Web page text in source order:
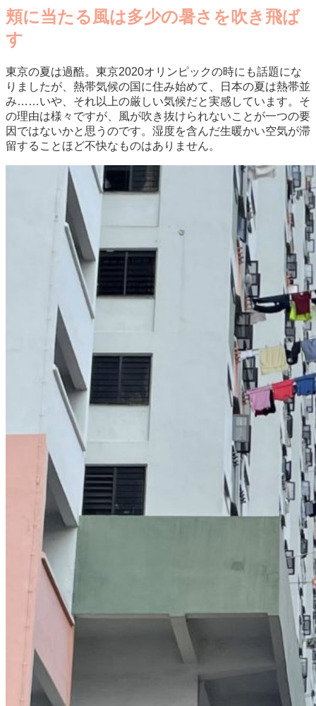
頬に当たる風は多少の暑さを吹き飛ば
す
東京の夏は過酷。東京2020オリンピックの時にも話題にな
りましたが、熱帯気候の国に住み始めて、日本の夏は熱帯並
み……いや、それ以上の厳しい気候だと実感しています。そ
の理由は様々ですが、風が吹き抜けられないことが一つの要
因ではないかと思うのです。湿度を含んだ生暖かい空気が滞
留することほど不快なものはありません。